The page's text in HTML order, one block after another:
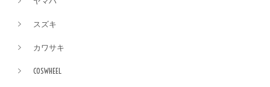
スズキ
カワサキ
COSWHEEL